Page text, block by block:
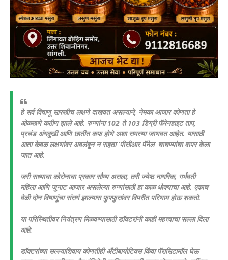
हे सर्व विषाणू सारखीच लक्षणे दाखवत असल्याने, नेमका आजार कोणता हे
ओळखणे कठीण झाले आहे. रुग्णांना 102 ते 103 डिग्री फॅरेनहाइट ताप,
प्रचंड अंगदुखी आणि छातीत कफ होणे अशा समस्या जाणवत आहेत. यासाठी
आता केवळ लक्षणांवर अवलंबून न राहता ‘पीसीआर पॅनेल’ चाचण्यांचा वापर केला
जात आहे.
जरी सध्याचा कोरोनाचा प्रकार सौम्य असला, तरी ज्येष्ठ नागरिक, गर्भवती
महिला आणि जुनाट आजार असलेल्या रुग्णांसाठी हा काळ धोक्याचा आहे. एकाच
वेळी दोन विषाणूंचा संसर्ग झाल्यास फुफ्फुसांवर विपरीत परिणाम होऊ शकतो.
या परिस्थितीवर नियंत्रण मिळवण्यासाठी डॉक्टरांनी काही महत्त्वाचा सल्ला दिला
आहे:
डॉक्टरांच्या सल्ल्याशिवाय कोणतीही अँटीबायोटिक्स किंवा पॅरासिटामॉल घेऊ